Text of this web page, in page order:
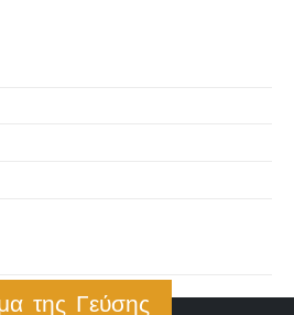
της Γεύσης